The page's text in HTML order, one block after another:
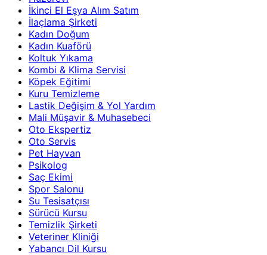
İkinci El Eşya Alım Satım
İlaçlama Şirketi
Kadın Doğum
Kadın Kuaförü
Koltuk Yıkama
Kombi & Klima Servisi
Köpek Eğitimi
Kuru Temizleme
Lastik Değişim & Yol Yardım
Mali Müşavir & Muhasebeci
Oto Ekspertiz
Oto Servis
Pet Hayvan
Psikolog
Saç Ekimi
Spor Salonu
Su Tesisatçısı
Sürücü Kursu
Temizlik Şirketi
Veteriner Kliniği
Yabancı Dil Kursu